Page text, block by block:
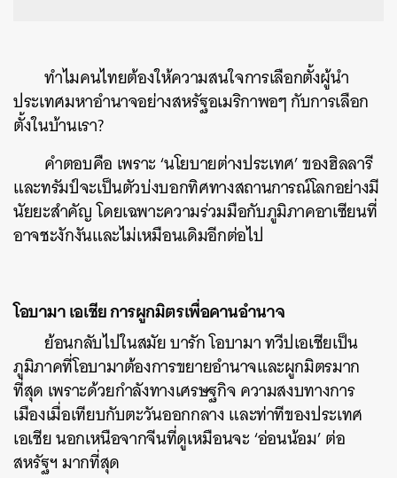
ทำไมคนไทยต้องให้ความสนใจการเลือกตั้งผู้นำ
ประเทศมหาอำนาจอย่างสหรัฐอเมริกาพอๆ กับการเลือก
ตั้งในบ้านเรา?
คำตอบคือ เพราะ ‘นโยบายต่างประเทศ’ ของฮิลลารี
และทรัมป์จะเป็นตัวบ่งบอกทิศทางสถานการณ์โลกอย่างมี
นัยยะสำคัญ โดยเฉพาะความร่วมมือกับภูมิภาคอาเซียนที่
อาจชะงักงันและไม่เหมือนเดิมอีกต่อไป
โอบามา เอเชีย การผูกมิตรเพื่อคานอำนาจ
ย้อนกลับไปในสมัย บารัก โอบามา ทวีปเอเชียเป็น
ภูมิภาคที่โอบามาต้องการขยายอำนาจและผูกมิตรมาก
ที่สุด เพราะด้วยกำลังทางเศรษฐกิจ ความสงบทางการ
เมืองเมื่อเทียบกับตะวันออกกลาง และท่าทีของประเทศ
เอเชีย นอกเหนือจากจีนที่ดูเหมือนจะ ‘อ่อนน้อม’ ต่อ
สหรัฐฯ มากที่สุด